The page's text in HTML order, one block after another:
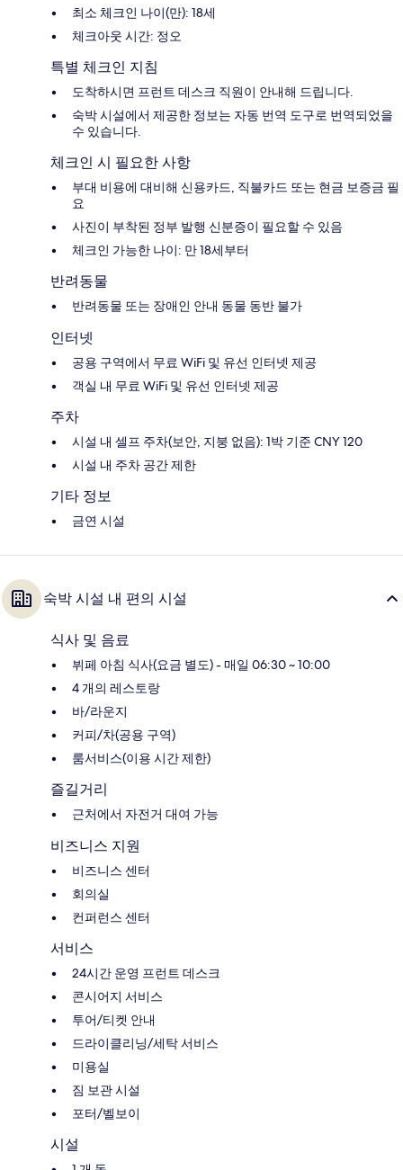
최소 체크인 나이(만): 18세
체크아웃 시간: 정오
특별 체크인 지침
도착하시면 프런트 데스크 직원이 안내해 드립니다.
숙박 시설에서 제공한 정보는 자동 번역 도구로 번역되었을
수 있습니다.
체크인 시 필요한 사항
부대 비용에 대비해 신용카드, 직불카드 또는 현금 보증금 필
요
사진이 부착된 정부 발행 신분증이 필요할 수 있음
체크인 가능한 나이: 만 18세부터
반려동물
반려동물 또는 장애인 안내 동물 동반 불가
인터넷
공용 구역에서 무료 WiFi 및 유선 인터넷 제공
객실 내 무료 WiFi 및 유선 인터넷 제공
주차
시설 내 셀프 주차(보안, 지붕 없음): 1박 기준 CNY 120
시설 내 주차 공간 제한
기타 정보
금연 시설
숙박 시설 내 편의 시설
식사 및 음료
뷔페 아침 식사(요금 별도) - 매일 06:30 ~ 10:00
4 개의 레스토랑
바/라운지
커피/차(공용 구역)
룸서비스(이용 시간 제한)
즐길거리
근처에서 자전거 대여 가능
비즈니스 지원
비즈니스 센터
회의실
컨퍼런스 센터
서비스
24시간 운영 프런트 데스크
콘시어지 서비스
투어/티켓 안내
드라이클리닝/세탁 서비스
미용실
짐 보관 시설
포터/벨보이
시설